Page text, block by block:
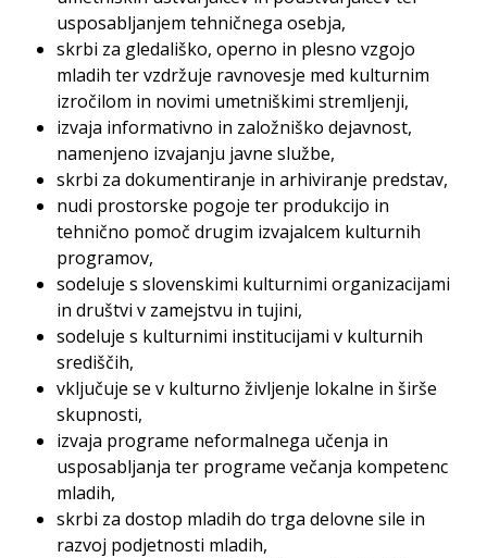
usposabljanjem tehničnega osebja,
skrbi za gledališko, operno in plesno vzgojo
mladih ter vzdržuje ravnovesje med kulturnim
izročilom in novimi umetniškimi stremljenji,
izvaja informativno in založniško dejavnost,
namenjeno izvajanju javne službe,
skrbi za dokumentiranje in arhiviranje predstav,
nudi prostorske pogoje ter produkcijo in
tehnično pomoč drugim izvajalcem kulturnih
programov,
sodeluje s slovenskimi kulturnimi organizacijami
in društvi v zamejstvu in tujini,
sodeluje s kulturnimi institucijami v kulturnih
središčih,
vključuje se v kulturno življenje lokalne in širše
skupnosti,
izvaja programe neformalnega učenja in
usposabljanja ter programe večanja kompetenc
mladih,
skrbi za dostop mladih do trga delovne sile in
razvoj podjetnosti mladih,